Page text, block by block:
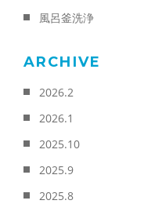
風呂釜洗浄
ARCHIVE
2026.2
2026.1
2025.10
2025.9
2025.8